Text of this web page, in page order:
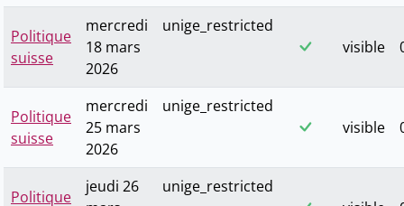
Politique
suisse
mercredi
18 mars
2026
unige_restricted
visible
Politique
suisse
mercredi
25 mars
2026
unige_restricted
visible
Politique
jeudi 26
unige_restricted